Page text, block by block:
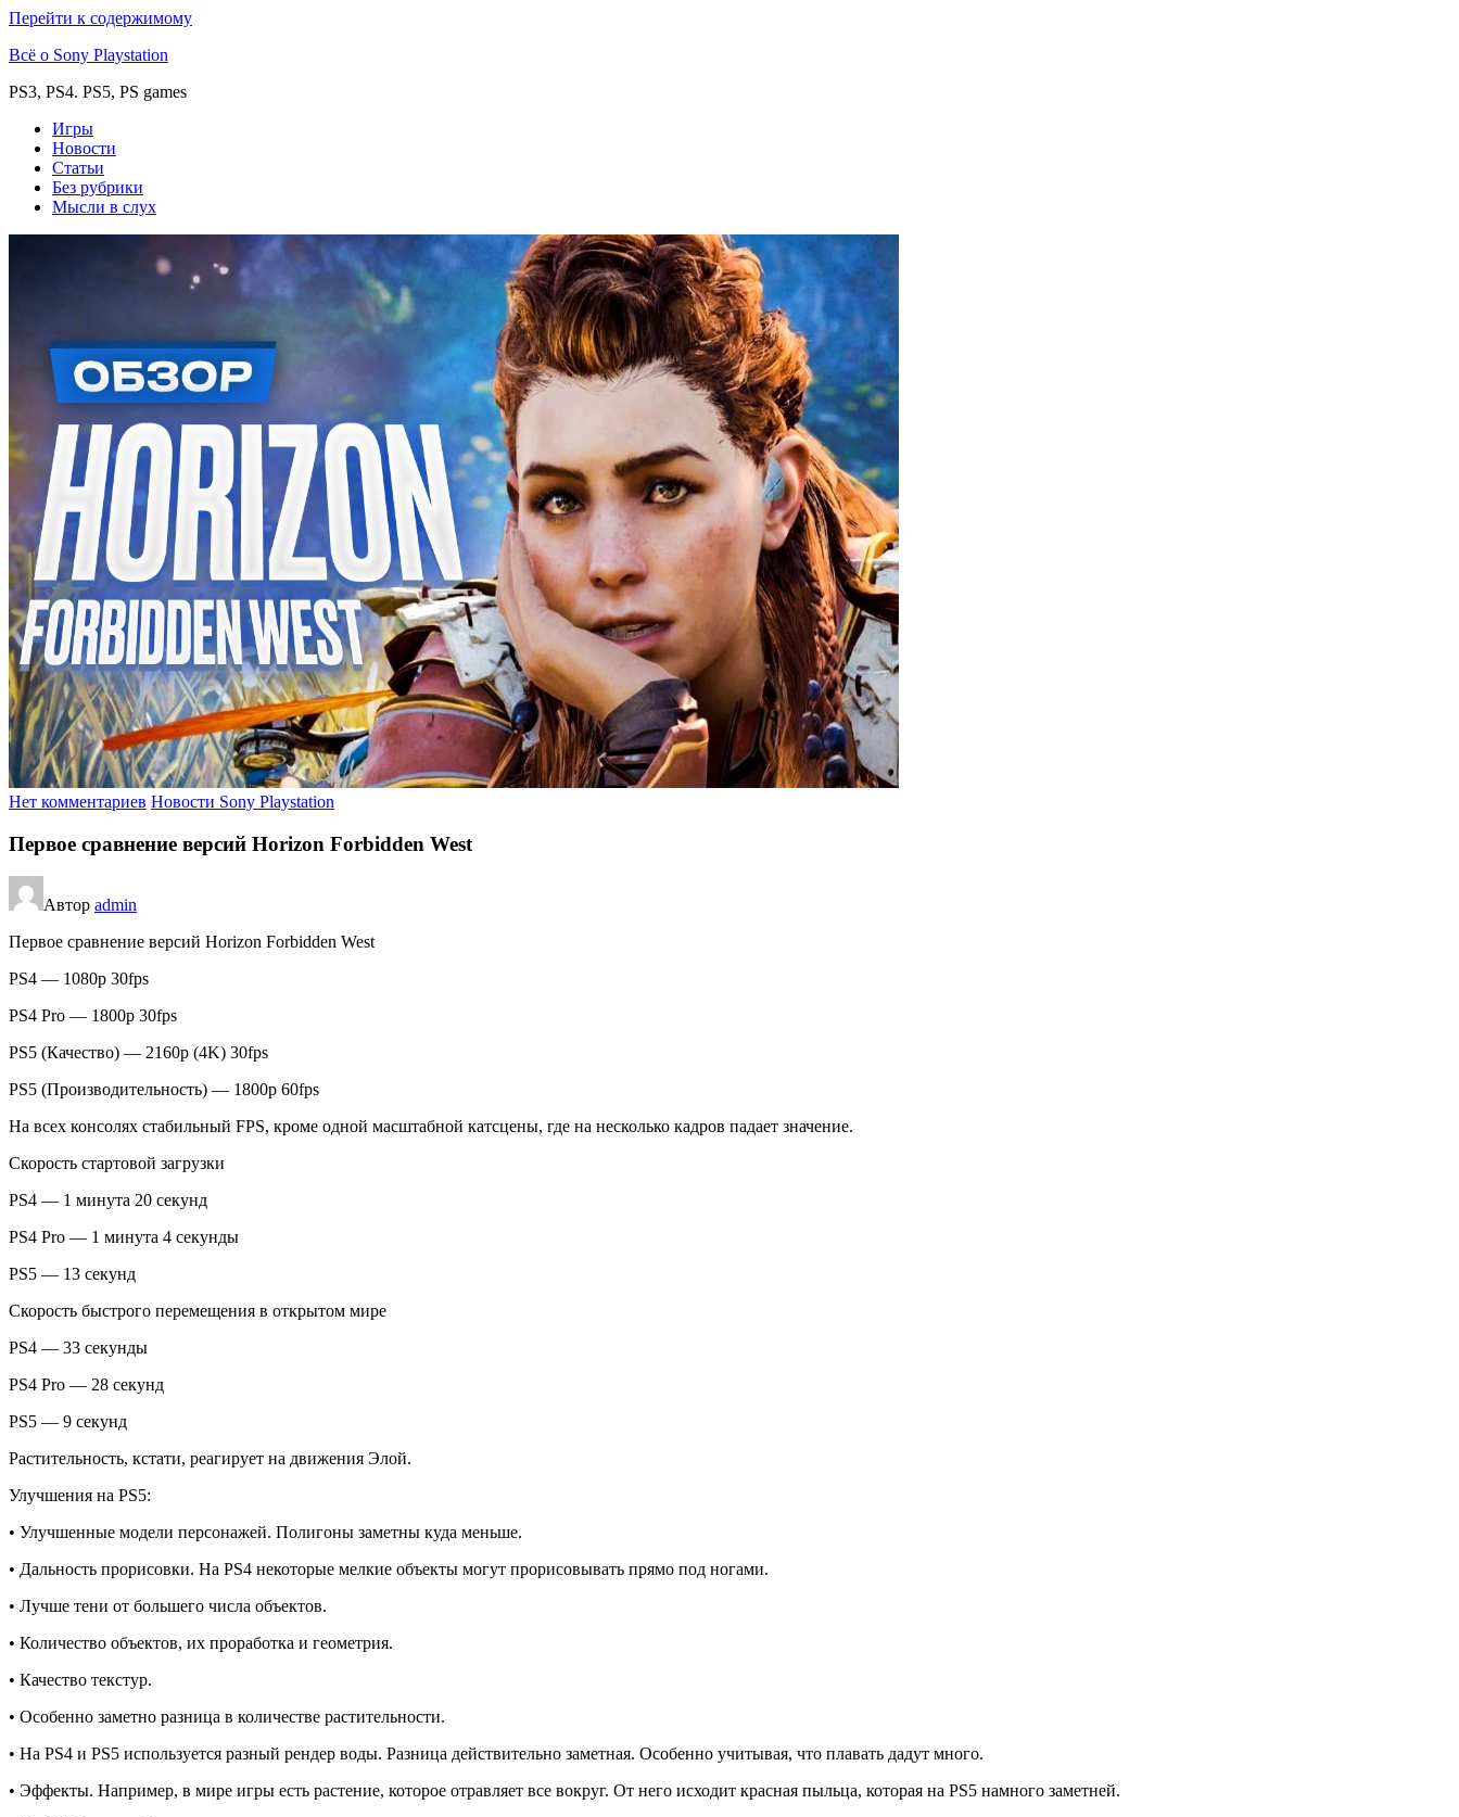
Перейти к содержимому
Всё о Sony Playstation
PS3, PS4. PS5, PS games
Игры
Новости
Статьи
Без рубрики
Мысли в слух
Нет комментариев Новости Sony Playstation
Первое сравнение версий Horizon Forbidden West
Автор admin
Первое сравнение версий Horizon Forbidden West
PS4 — 1080p 30fps
PS4 Pro — 1800p 30fps
PS5 (Качество) — 2160p (4K) 30fps
PS5 (Производительность) — 1800p 60fps
На всех консолях стабильный FPS, кроме одной масштабной катсцены, где на несколько кадров падает значение.
Скорость стартовой загрузки
PS4 — 1 минута 20 секунд
PS4 Pro — 1 минута 4 секунды
PS5 — 13 секунд
Скорость быстрого перемещения в открытом мире
PS4 — 33 секунды
PS4 Pro — 28 секунд
PS5 — 9 секунд
Растительность, кстати, реагирует на движения Элой.
Улучшения на PS5:
• Улучшенные модели персонажей. Полигоны заметны куда меньше.
• Дальность прорисовки. На PS4 некоторые мелкие объекты могут прорисовывать прямо под ногами.
• Лучше тени от большего числа объектов.
• Количество объектов, их проработка и геометрия.
• Качество текстур.
• Особенно заметно разница в количестве растительности.
• На PS4 и PS5 используется разный рендер воды. Разница действительно заметная. Особенно учитывая, что плавать дадут много.
• Эффекты. Например, в мире игры есть растение, которое отравляет все вокруг. От него исходит красная пыльца, которая на PS5 намного заметней.